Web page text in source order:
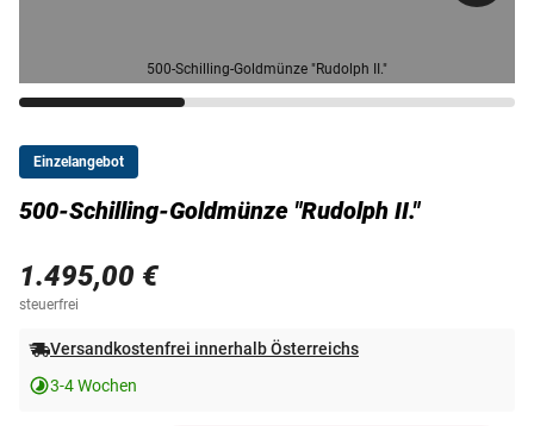
500-Schilling-Goldmünze "Rudolph II."
Einzelangebot
500-Schilling-Goldmünze "Rudolph II."
1.495,00 €
steuerfrei
Versandkostenfrei innerhalb Österreichs
3-4 Wochen